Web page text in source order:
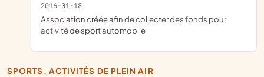
2016-01-18
association créée afin de collecter des fonds pour
activité de sport automobile
SPORTS, ACTIVITÉS DE PLEIN AIR